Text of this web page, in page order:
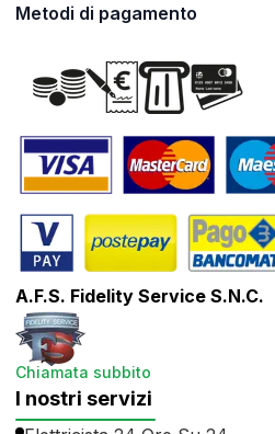
Metodi di pagamento
A.F.S. Fidelity Service S.N.C.
Chiamata subbito
I nostri servizi